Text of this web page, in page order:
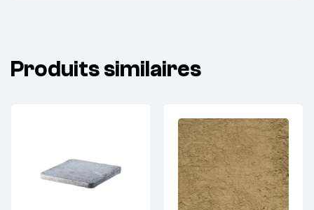
Produits similaires